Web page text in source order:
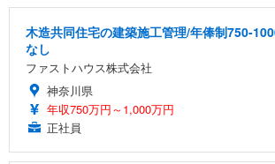
木造共同住宅の建築施工管理/年俸制750-
なし
ファストハウス株式会社
神奈川県
年収750万円～1,000万円
正社員